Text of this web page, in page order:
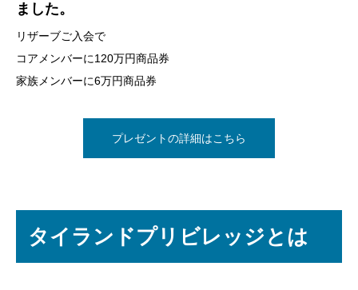
ました。
リザーブご入会で
コアメンバーに120万円商品券
家族メンバーに6万円商品券
プレゼントの詳細はこちら
タイランドプリビレッジとは